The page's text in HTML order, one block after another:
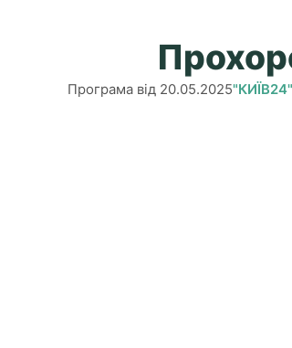
Програма від 20.05.2025"КИЇВ24"